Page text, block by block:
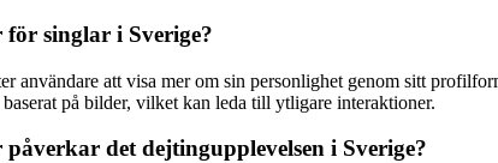
singlar i Sverige?
att visa mer om sin personlighet genom sitt
på bilder, vilket kan leda till ytligare interaktioner.
det dejtingupplevelsen i Sverige?